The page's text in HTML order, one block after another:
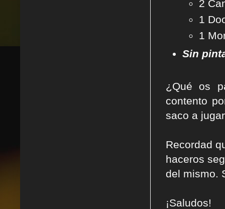
2
1
1
Sin
¿Qué os
contento
saco a
Recordad
haceros
del mismo.
¡Saludos!